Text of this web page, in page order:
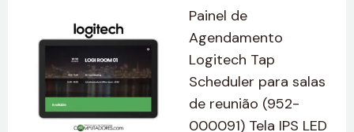
Painel de
Agendamento
Logitech Tap
Scheduler para salas
de reunião (952-
000091) Tela IPS LED